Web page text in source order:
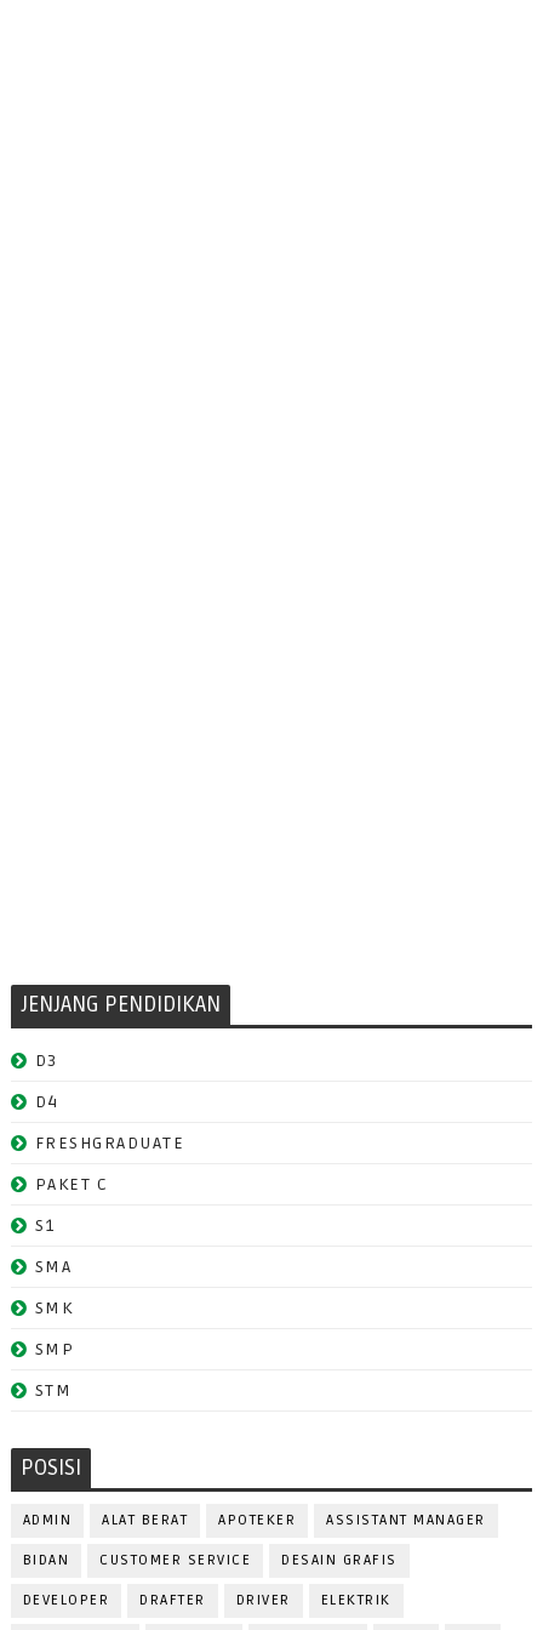
JENJANG PENDIDIKAN
D3
D4
FRESHGRADUATE
PAKET C
S1
SMA
SMK
SMP
STM
POSISI
ADMIN ALAT BERAT APOTEKER ASSISTANT MANAGER
BIDAN CUSTOMER SERVICE DESAIN GRAFIS
DEVELOPER DRAFTER DRIVER ELEKTRIK